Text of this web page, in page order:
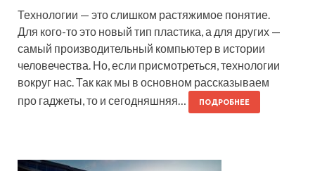
Технологии — это слишком растяжимое понятие.
Для кого-то это новый тип пластика, а для других —
самый производительный компьютер в истории
человечества. Но, если присмотреться, технологии
вокруг нас. Так как мы в основном рассказываем
про гаджеты, то и сегодняшняя…
ПОДРОБНЕЕ